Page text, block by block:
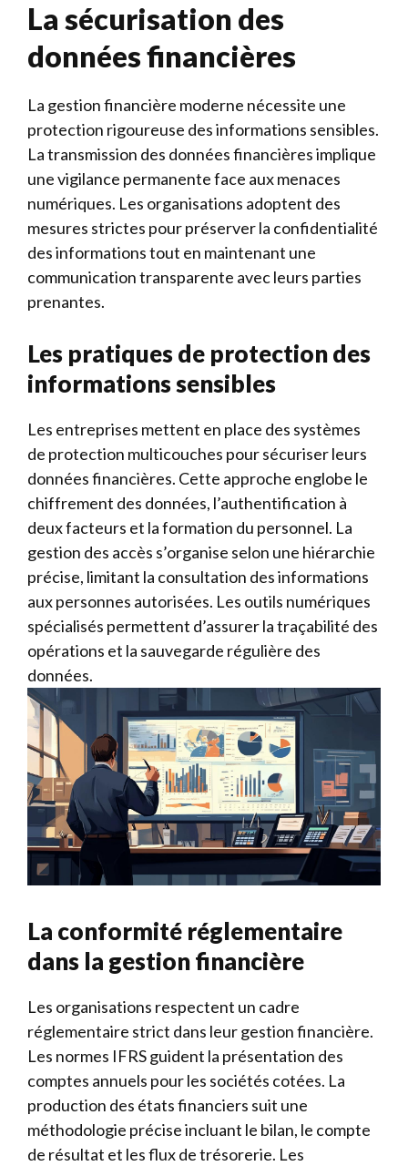
La sécurisation des
données financières
La gestion financière moderne nécessite une
protection rigoureuse des informations sensibles.
La transmission des données financières implique
une vigilance permanente face aux menaces
numériques. Les organisations adoptent des
mesures strictes pour préserver la confidentialité
des informations tout en maintenant une
communication transparente avec leurs parties
prenantes.
Les pratiques de protection des
informations sensibles
Les entreprises mettent en place des systèmes
de protection multicouches pour sécuriser leurs
données financières. Cette approche englobe le
chiffrement des données, l’authentification à
deux facteurs et la formation du personnel. La
gestion des accès s’organise selon une hiérarchie
précise, limitant la consultation des informations
aux personnes autorisées. Les outils numériques
spécialisés permettent d’assurer la traçabilité des
opérations et la sauvegarde régulière des
données.
La conformité réglementaire
dans la gestion financière
Les organisations respectent un cadre
réglementaire strict dans leur gestion financière.
Les normes IFRS guident la présentation des
comptes annuels pour les sociétés cotées. La
production des états financiers suit une
méthodologie précise incluant le bilan, le compte
de résultat et les flux de trésorerie. Les